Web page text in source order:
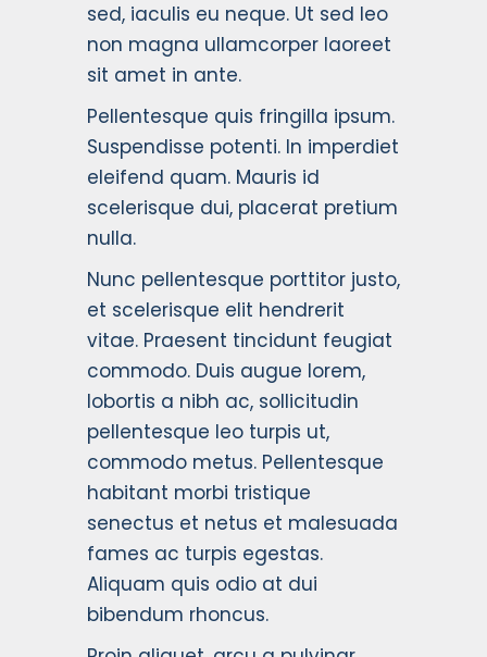
sed, iaculis eu neque. Ut sed leo
non magna ullamcorper laoreet
sit amet in ante.
Pellentesque quis fringilla ipsum.
Suspendisse potenti. In imperdiet
eleifend quam. Mauris id
scelerisque dui, placerat pretium
nulla.
Nunc pellentesque porttitor justo,
et scelerisque elit hendrerit
vitae. Praesent tincidunt feugiat
commodo. Duis augue lorem,
lobortis a nibh ac, sollicitudin
pellentesque leo turpis ut,
commodo metus. Pellentesque
habitant morbi tristique
senectus et netus et malesuada
fames ac turpis egestas.
Aliquam quis odio at dui
bibendum rhoncus.